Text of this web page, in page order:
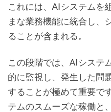
これには、AIシステムを
まな業務機能に統合し、
ることが含まれる。
この段階では、AIシステ
的に監視し、発生した問
することが極めて重要で
テムのスムーズな稼働と